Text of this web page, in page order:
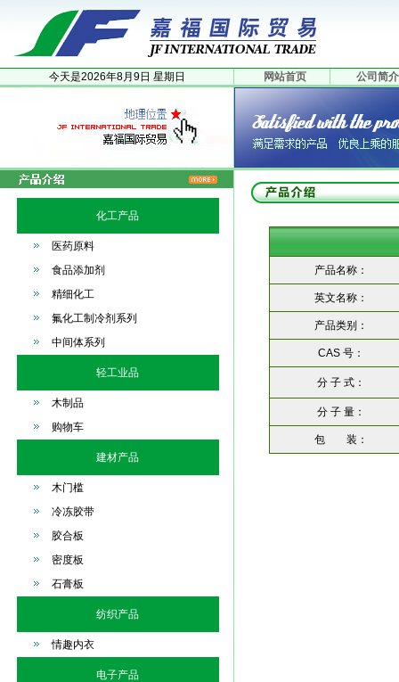
今天是2026年8月 9日 星期日 网站首页 公司简介
化工产品
医药原料
食品添加剂
精细化工
氟化工制冷剂系列
中间体系列
轻工业品
木制品
购物车
建材产品
木门槛
冷冻胶带
胶合板
密度板
石膏板
纺织产品
情趣内衣
电子产品
产品名称：
英文名称：
产品类别：
CAS 号：
分 子 式：
分 子 量：
包 装：